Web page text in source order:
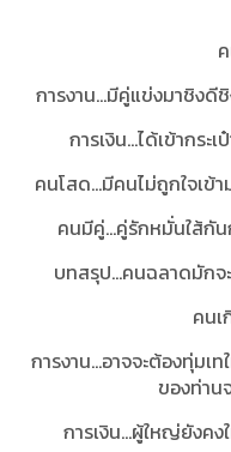
การงาน...มีคู่แข่งมาชิง
การเงิน...ได้เข้ากร
คนโสด...มีคนไม่ถูกใจเข้
คนมีคู่...คู่รักหมั่นใส้กั
บทสรุป...คนฉลาดมักจ
คน
การงาน...อาจจะต้องทุ่มเ
ของท่าน
การเงิน...ผู้ใหญ่ยังค